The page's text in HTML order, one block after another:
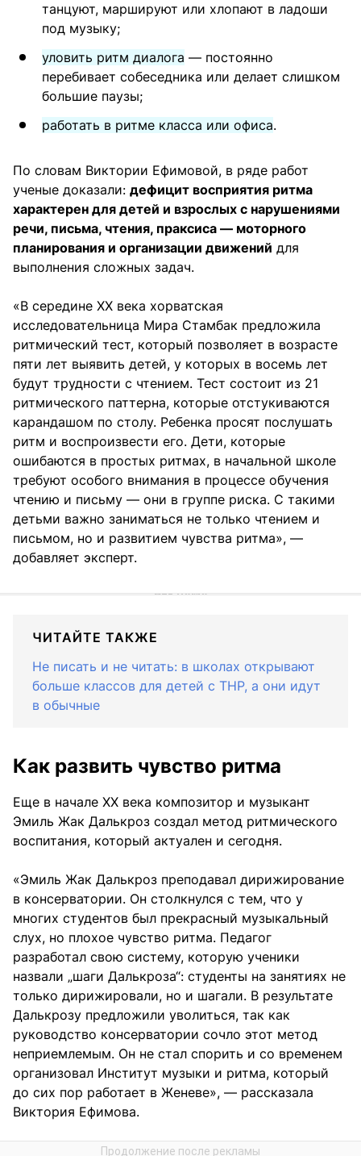
танцуют, маршируют или хлопают в ладоши
под музыку;
уловить ритм диалога — постоянно
перебивает собеседника или делает слишком
большие паузы;
работать в ритме класса или офиса.
По словам Виктории Ефимовой, в ряде работ
ученые доказали: дефицит восприятия ритма
характерен для детей и взрослых с нарушениями
речи, письма, чтения, праксиса — моторного
планирования и организации движений для
выполнения сложных задач.
«В середине ХХ века хорватская
исследовательница Мира Стамбак предложила
ритмический тест, который позволяет в возрасте
пяти лет выявить детей, у которых в восемь лет
будут трудности с чтением. Тест состоит из 21
ритмического паттерна, которые отстукиваются
карандашом по столу. Ребенка просят послушать
ритм и воспроизвести его. Дети, которые
ошибаются в простых ритмах, в начальной школе
требуют особого внимания в процессе обучения
чтению и письму — они в группе риска. С такими
детьми важно заниматься не только чтением и
письмом, но и развитием чувства ритма», —
добавляет эксперт.
ЧИТАЙТЕ ТАКЖЕ
Не писать и не читать: в школах открывают
больше классов для детей с ТНР, а они идут
в обычные
Как развить чувство ритма
Еще в начале ХХ века композитор и музыкант
Эмиль Жак Далькроз создал метод ритмического
воспитания, который актуален и сегодня.
«Эмиль Жак Далькроз преподавал дирижирование
в консерватории. Он столкнулся с тем, что у
многих студентов был прекрасный музыкальный
слух, но плохое чувство ритма. Педагог
разработал свою систему, которую ученики
назвали „шаги Далькроза“: студенты на занятиях не
только дирижировали, но и шагали. В результате
Далькрозу предложили уволиться, так как
руководство консерватории сочло этот метод
неприемлемым. Он не стал спорить и со временем
организовал Институт музыки и ритма, который
до сих пор работает в Женеве», — рассказала
Виктория Ефимова.